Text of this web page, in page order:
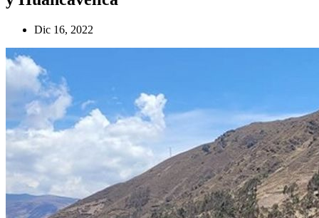
Dic 16, 2022